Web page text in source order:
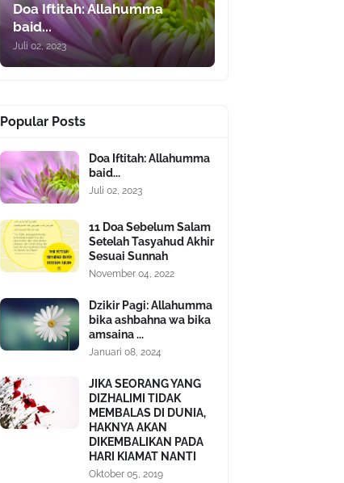
Doa Iftitah: Allahumma
baid...
Juli 02, 2023
Popular Posts
Doa Iftitah: Allahumma
baid...
Juli 02, 2023
11 Doa Sebelum Salam
Setelah Tasyahud Akhir
Sesuai Sunnah
November 04, 2022
Dzikir Pagi: Allahumma
bika ashbahna wa bika
amsaina ...
Januari 08, 2024
JIKA SEORANG YANG
DIZHALIMI TIDAK
MEMBALAS DI DUNIA,
HAKNYA AKAN
DIKEMBALIKAN PADA
HARI KIAMAT NANTI
Oktober 05, 2019